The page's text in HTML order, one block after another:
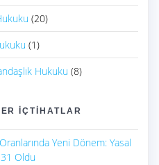
(20)
(1)
Hukuku (8)
İÇTIHATLAR
Yeni Dönem: Yasal
Oldu